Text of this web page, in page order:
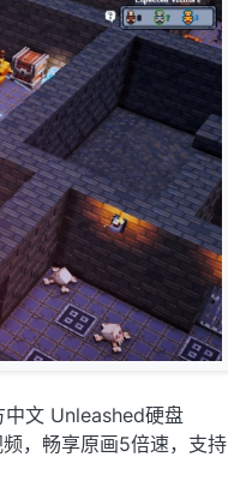
文 Unleashed硬盘
，畅享原画5倍速，支持